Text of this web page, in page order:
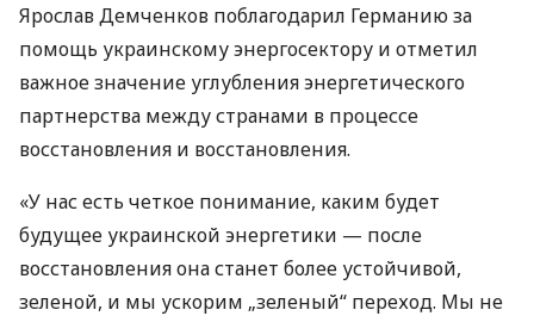
Ярослав Демченков поблагодарил Германию за
помощь украинскому энергосектору и отметил
важное значение углубления энергетического
партнерства между странами в процессе
восстановления и восстановления.
«У нас есть четкое понимание, каким будет
будущее украинской энергетики — после
восстановления она станет более устойчивой,
зеленой, и мы ускорим „зеленый“ переход. Мы не